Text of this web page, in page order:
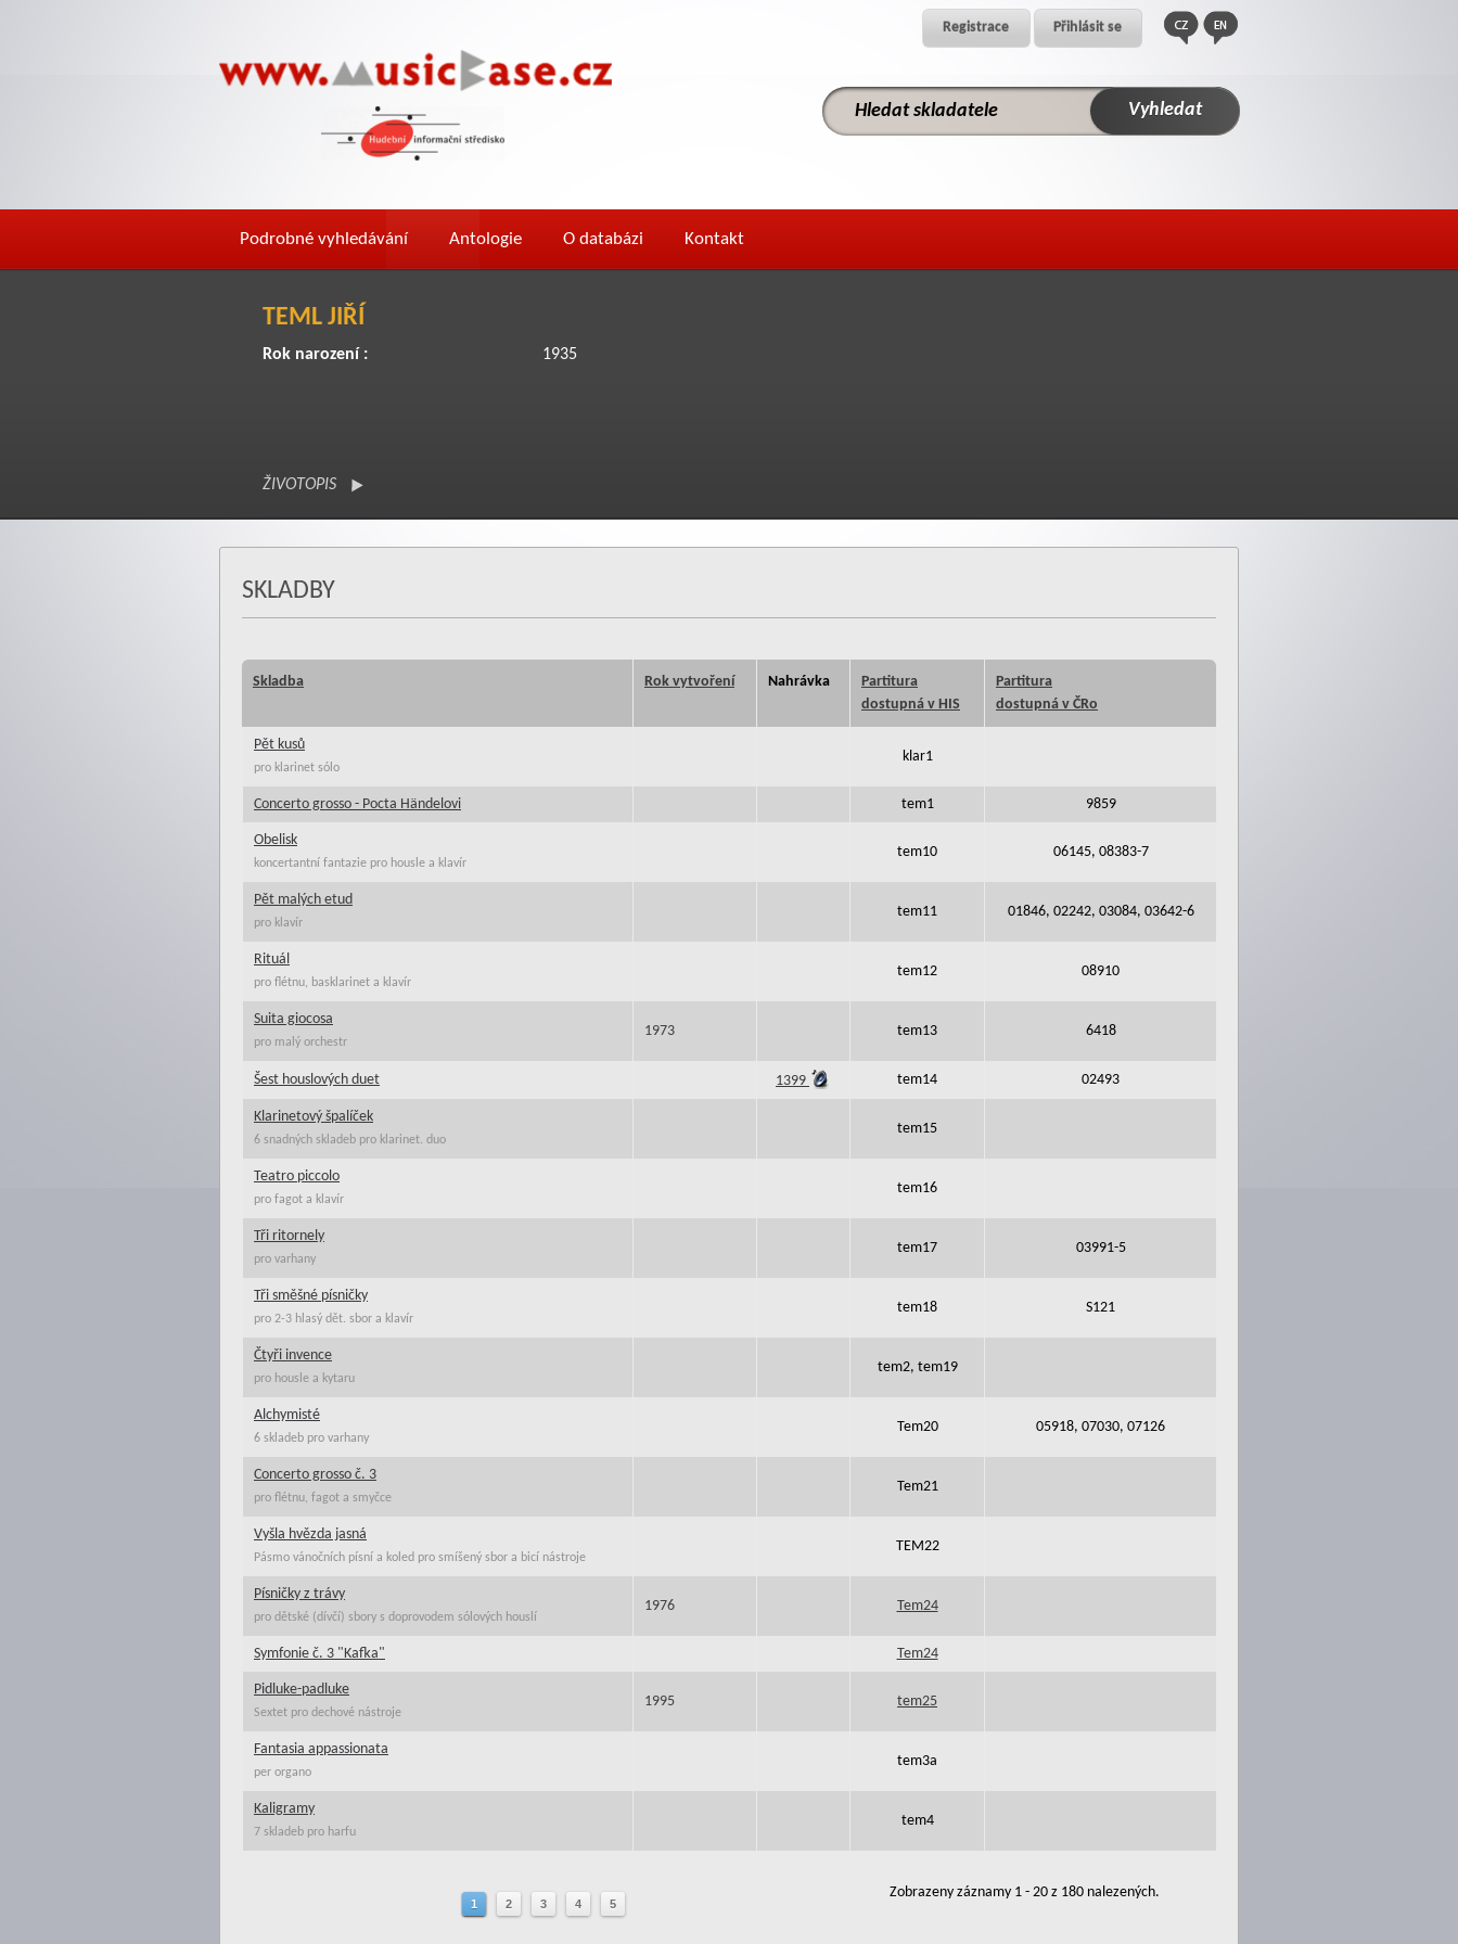
Registrace Přihlásit se
Podrobné vyhledávání Antologie O databázi Kontakt
TEML JIŘÍ
Rok narození : 1935
ŽIVOTOPIS
SKLADBY
Skladba Rok vytvoření Nahrávka
Partitura
dostupná v HIS
Partitura
dostupná v ČRo
Pět kusů
pro klarinet sólo
klar1
Concerto grosso - Pocta Händelovi tem1 9859
Obelisk
koncertantní fantazie pro housle a klavír
tem10 06145, 08383-7
Pět malých etud
pro klavír
tem11 01846, 02242, 03084, 03642-6
Rituál
pro flétnu, basklarinet a klavír
tem12 08910
Suita giocosa
pro malý orchestr
1973 tem13 6418
Šest houslových duet 1399 tem14 02493
Klarinetový špalíček
6 snadných skladeb pro klarinet. duo
tem15
Teatro piccolo
pro fagot a klavír
tem16
Tři ritornely
pro varhany
tem17 03991-5
Tři směšné písničky
pro 2-3 hlasý dět. sbor a klavír
tem18 S121
Čtyři invence
pro housle a kytaru
tem2, tem19
Alchymisté
6 skladeb pro varhany
Tem20 05918, 07030, 07126
Concerto grosso č. 3
pro flétnu, fagot a smyčce
Tem21
Vyšla hvězda jasná
Pásmo vánočních písní a koled pro smíšený sbor a bicí nástroje
TEM22
Písničky z trávy
pro dětské (dívčí) sbory s doprovodem sólových houslí
1976 Tem24
Symfonie č. 3 "Kafka" Tem24
Pidluke-padluke
Sextet pro dechové nástroje
1995 tem25
Fantasia appassionata
per organo
tem3a
Kaligramy
7 skladeb pro harfu
tem4
1 2 3 4 5
Zobrazeny záznamy 1 - 20 z 180 nalezených.